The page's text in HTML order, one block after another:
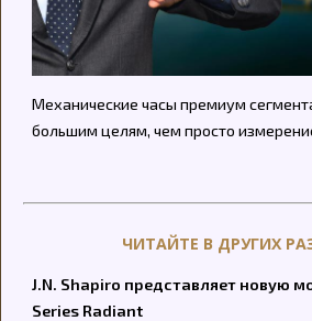
Механические часы премиум
большим целям, чем просто
ЧИТАЙТЕ В ДРУГИХ
J.N. Shapiro представляет новую
Series Radiant